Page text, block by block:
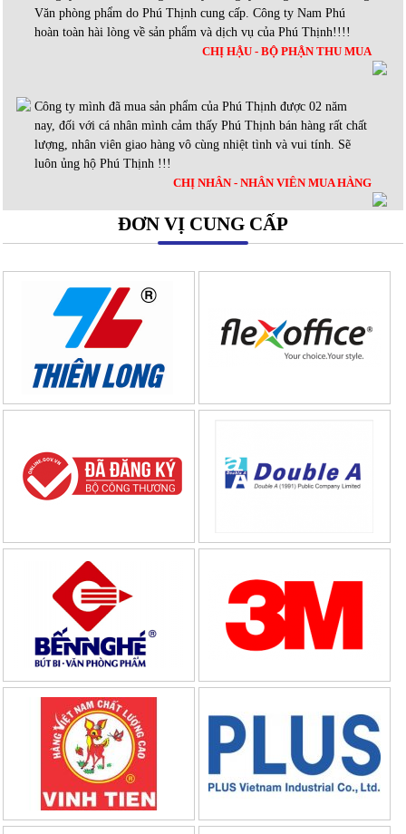
Văn phòng phẩm do Phú Thịnh cung cấp. Công ty Nam Phú
hoàn toàn hài lòng về sản phẩm và dịch vụ của Phú Thịnh!!!!
CHỊ HẬU - BỘ PHẬN THU MUA
Công ty mình đã mua sản phẩm của Phú Thịnh được 02 năm
nay, đối với cá nhân mình cảm thấy Phú Thịnh bán hàng rất chất
lượng, nhân viên giao hàng vô cùng nhiệt tình và vui tính. Sẽ
luôn ủng hộ Phú Thịnh !!!
CHỊ NHÂN - NHÂN VIÊN MUA HÀNG
ĐƠN VỊ CUNG CẤP